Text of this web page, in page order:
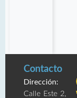
Contacto
Dirección:
Calle Este 2,